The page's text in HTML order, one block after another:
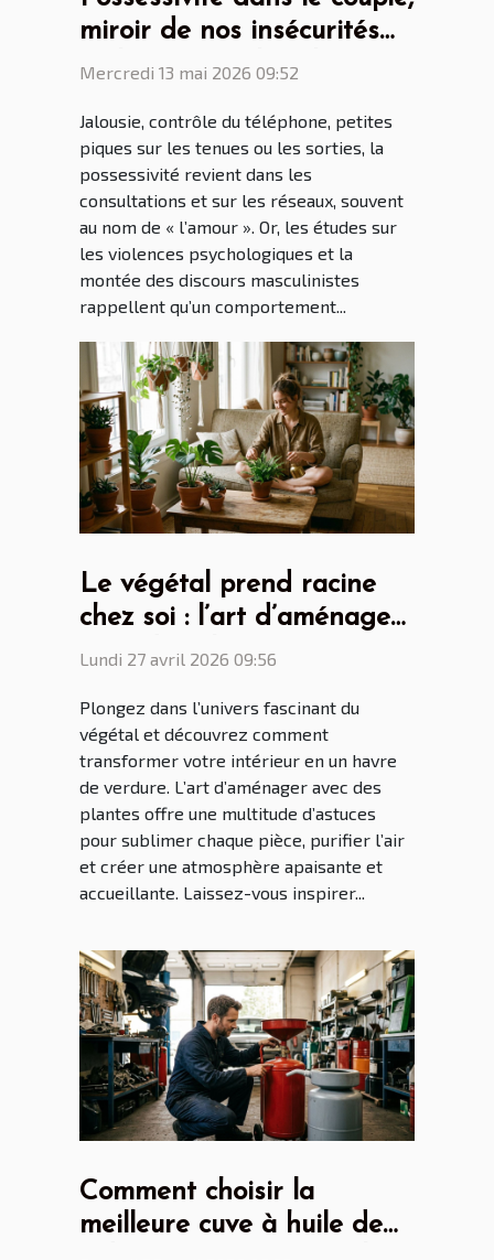
miroir de nos insécurités
ou héritage culturel ?
Mercredi 13 mai 2026 09:52
Jalousie, contrôle du téléphone, petites
piques sur les tenues ou les sorties, la
possessivité revient dans les
consultations et sur les réseaux, souvent
au nom de « l’amour ». Or, les études sur
les violences psychologiques et la
montée des discours masculinistes
rappellent qu’un comportement...
Le végétal prend racine
chez soi : l’art d’aménager
avec des plantes
Lundi 27 avril 2026 09:56
Plongez dans l’univers fascinant du
végétal et découvrez comment
transformer votre intérieur en un havre
de verdure. L’art d’aménager avec des
plantes offre une multitude d’astuces
pour sublimer chaque pièce, purifier l’air
et créer une atmosphère apaisante et
accueillante. Laissez-vous inspirer...
Comment choisir la
meilleure cuve à huile de